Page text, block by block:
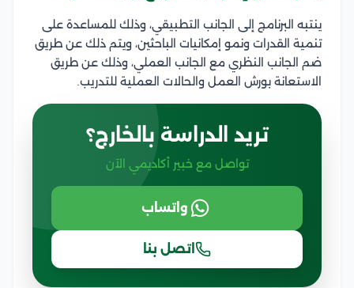
ينتبه البرنامج إلى الجانب التطبيقي، وذلك للمساعدة على
تنمية القدرات ونمو إمكانيات الباحثين، ويتم ذلك عن طريق
ضم الجانب النظري مع الجانب العملي، وذلك عن طريق
الاستعانة بورش العمل والحالات العملية للتدريب.
تريد الدراسة بالخارج؟
تواصل مع خبير أكاديمي الآن
واتساب
اتصل بنا